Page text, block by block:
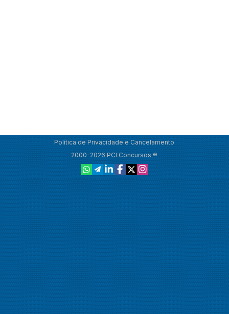
Política de Privacidade e Cancelamento
2000-2026 PCI Concursos ®